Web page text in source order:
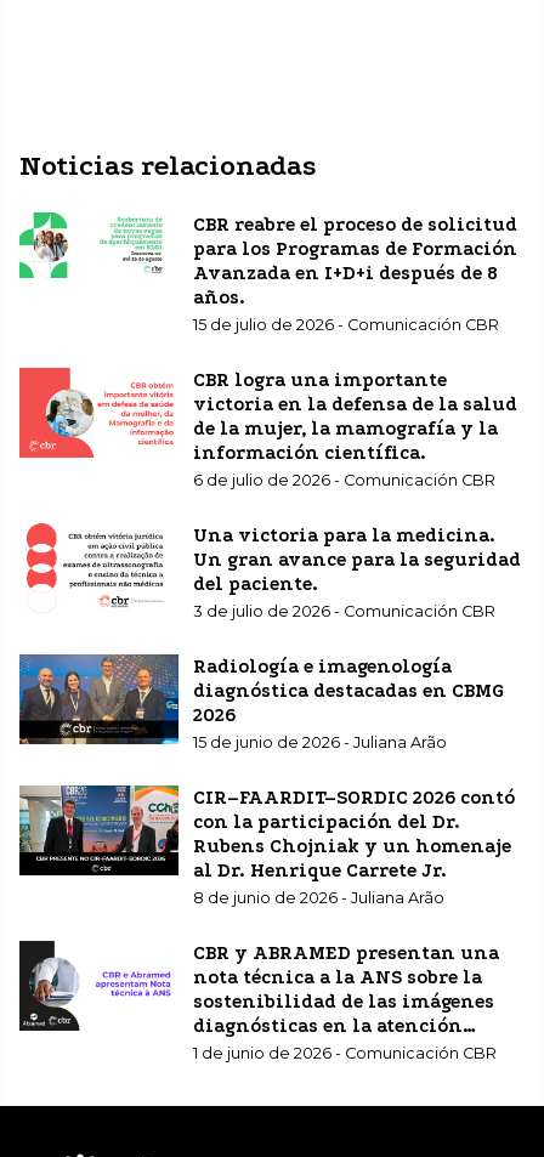
Noticias relacionadas
CBR reabre el proceso de solicitud
para los Programas de Formación
Avanzada en I+D+i después de 8
años.
15 de julio de 2026 - Comunicación CBR
CBR logra una importante
victoria en la defensa de la salud
de la mujer, la mamografía y la
información científica.
6 de julio de 2026 - Comunicación CBR
Una victoria para la medicina.
Un gran avance para la seguridad
del paciente.
3 de julio de 2026 - Comunicación CBR
Radiología e imagenología
diagnóstica destacadas en CBMG
2026
15 de junio de 2026 - Juliana Arão
CIR–FAARDIT–SORDIC 2026 contó
con la participación del Dr.
Rubens Chojniak y un homenaje
al Dr. Henrique Carrete Jr.
8 de junio de 2026 - Juliana Arão
CBR y ABRAMED presentan una
nota técnica a la ANS sobre la
sostenibilidad de las imágenes
diagnósticas en la atención
sanitaria complementaria.
1 de junio de 2026 - Comunicación CBR